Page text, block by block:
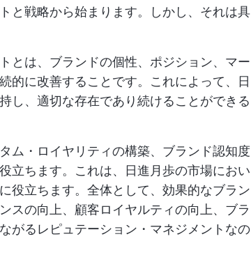
と戦略から始まります。しかし、それは具
とは、ブランドの個性、ポジション、マー
的に改善することです。これによって、日
し、適切な存在であり続けることができる
ム・ロイヤリティの構築、ブランド認知度
立ちます。これは、日進月歩の市場におい
役立ちます。全体として、効果的なブラン
スの向上、顧客ロイヤルティの向上、ブラ
がるレピュテーション・マネジメントなの